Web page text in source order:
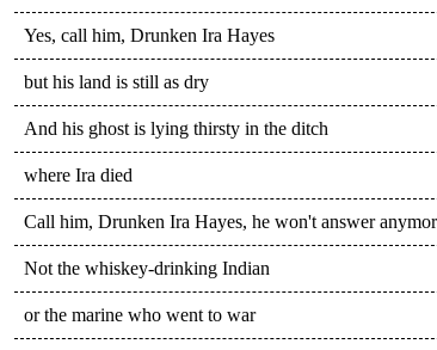
Yes, call him, Drunken Ira Hayes
but his land is still as dry
And his ghost is lying thirsty in the ditch
where Ira died
Call him, Drunken Ira Hayes, he won't answer
Not the whiskey-drinking Indian
or the marine who went to war